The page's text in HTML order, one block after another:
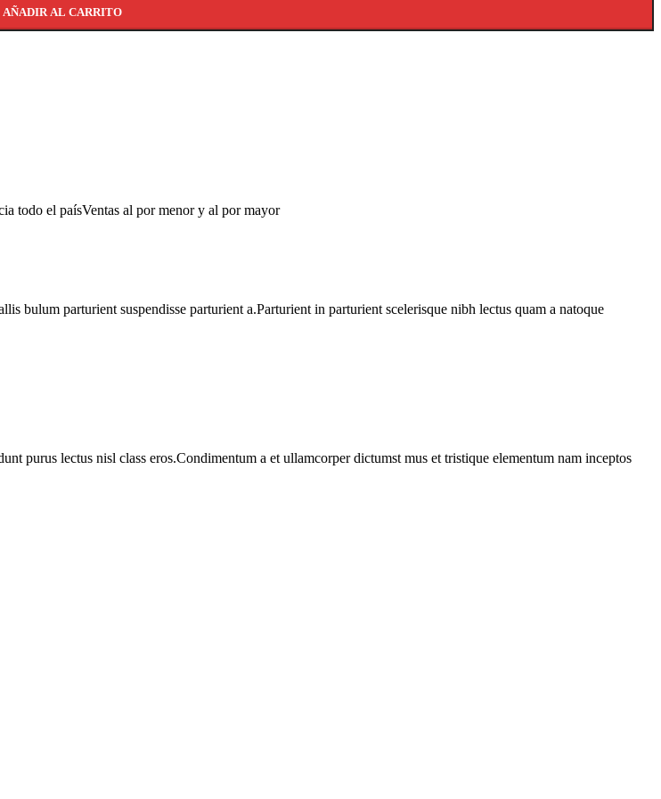
AÑADIR AL CARRITO
todo el paísVentas al por menor y al por mayor
bulum parturient suspendisse parturient a.Parturient in parturient scelerisque nibh lectus quam a natoque
purus lectus nisl class eros.Condimentum a et ullamcorper dictumst mus et tristique elementum nam inceptos